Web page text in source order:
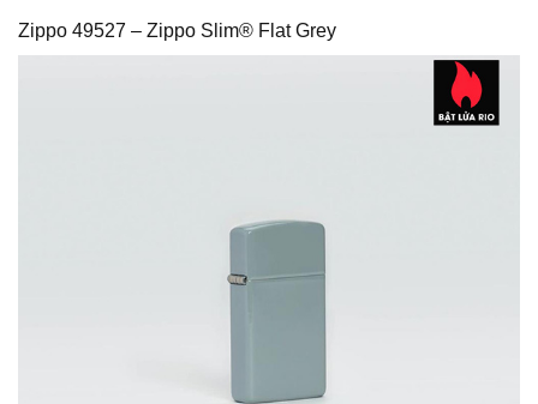
Zippo 49527 – Zippo Slim® Flat Grey